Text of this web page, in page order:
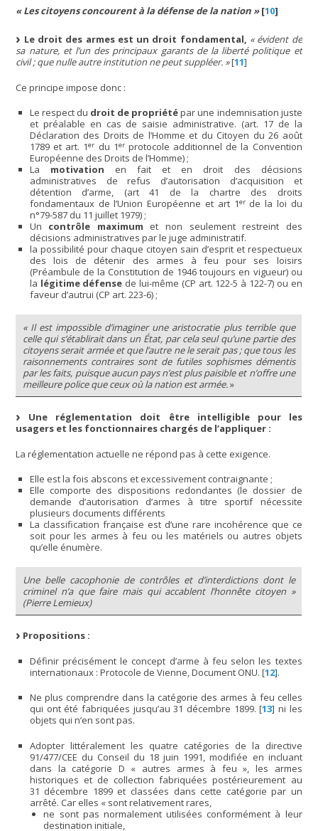
« Les citoyens concourent à la défense de la nation »[10]
Le droit des armes est un droit fondamental, « évident de
sa nature, et l’un des principaux garants de la liberté politique et
civil ; que nulle autre institution ne peut suppléer. »[11]
Ce principe impose donc :
Le respect du droit de propriétépar une indemnisation juste
et préalable en cas de saisie administrative. (art. 17 de la
Déclaration des Droits de l’Homme et du Citoyen du 26 août
1789 et art. 1er du 1erprotocole additionnel de la Convention
Européenne des Droits de l’Homme) ;
La motivation en fait et en droit des décisions
administratives de refus d’autorisation d’acquisition et
détention d’arme, (art 41 de la chartre des droits
fondamentaux de l’Union Européenne et art 1erde la loi du
n°79-587 du 11 juillet 1979) ;
Un contrôle maximum et non seulement restreint des
décisions administratives par le juge administratif.
la possibilité pour chaque citoyen sain d’esprit et respectueux
des lois de détenir des armes à feu pour ses loisirs
(Préambule de la Constitution de 1946 toujours en vigueur) ou
la légitime défense de lui-même (CP art. 122-5 à 122-7) ou en
faveur d’autrui (CP art. 223-6) ;
« Il est impossible d’imaginer une aristocratie plus terrible que
celle qui s’établirait dans un État, par cela seul qu’une partie des
citoyens serait armée et que l’autre ne le serait pas ; que tous les
raisonnements contraires sont de futiles sophismes démentis
par les faits, puisque aucun pays n’est plus paisible et n’offre une
meilleure police que ceux où la nation est armée.»
Une réglementation doit être intelligible pour les
usagers et les fonctionnaires chargés de l’appliquer :
La réglementation actuelle ne répond pas à cette exigence.
Elle est la fois abscons et excessivement contraignante ;
Elle comporte des dispositions redondantes (le dossier de
demande d’autorisation d’armes à titre sportif nécessite
plusieurs documents différents
La classification française est d’une rare incohérence que ce
soit pour les armes à feu ou les matériels ou autres objets
qu’elle énumère.
Une belle cacophonie de contrôles et d’interdictions dont le
criminel n’a que faire mais qui accablent l’honnête citoyen »
(Pierre Lemieux)
Propositions :
Définir précisément le concept d’arme à feu selon les textes
internationaux : Protocole de Vienne, Document ONU. [12].
Ne plus comprendre dans la catégorie des armes à feu celles
qui ont été fabriquées jusqu’au 31 décembre 1899. [13] ni les
objets qui n’en sont pas.
Adopter littéralement les quatre catégories de la directive
91/477/CEE du Conseil du 18 juin 1991, modifiée en incluant
dans la catégorie D « autres armes à feu », les armes
historiques et de collection fabriquées postérieurement au
31 décembre 1899 et classées dans cette catégorie par un
arrêté. Car elles « sont relativement rares,
ne sont pas normalement utilisées conformément à leur
destination initiale,